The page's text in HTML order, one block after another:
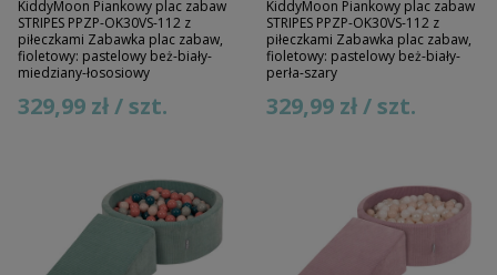
KiddyMoon Piankowy plac zabaw
STRIPES PPZP-OK30VS-112 z
piłeczkami Zabawka plac zabaw,
fioletowy: pastelowy beż-biały-
miedziany-łososiowy
329,99 zł / szt.
KiddyMoon Piankowy plac zabaw
STRIPES PPZP-OK30VS-112 z
piłeczkami Zabawka plac zabaw,
fioletowy: pastelowy beż-biały-
perła-szary
329,99 zł / szt.